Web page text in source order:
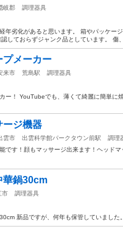
岐郡
調理器具
年劣化があると思います。 箱やパッケー
しておらずジャンク品としています。 傷
プメーカー
来市 荒島駅
調理器具
ー！ YouTubeでも、薄くて綺麗に簡単に
ージ機器
雲市 出雲科学館パークタウン前駅
調理
です！顔もマッサージ出来ます！ヘッド
華鍋30cm
市
調理器具
新品ですが、何年も保管していました